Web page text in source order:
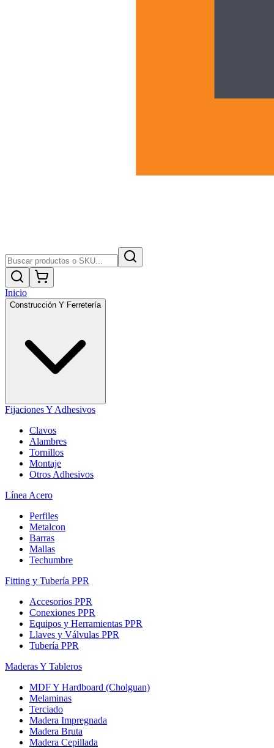
Inicio
Construcción Y Ferretería
Fijaciones Y Adhesivos
Clavos
Alambres
Tornillos
Montaje
Otros Adhesivos
Línea Acero
Perfiles
Metalcon
Barras
Mallas
Techumbre
Fitting y Tubería PPR
Accesorios PPR
Conexiones PPR
Equipos y Herramientas PPR
Llaves y Válvulas PPR
Tubería PPR
Maderas Y Tableros
MDF Y Hardboard (Cholguan)
Melaminas
Terciado
Madera Impregnada
Madera Bruta
Madera Cepillada